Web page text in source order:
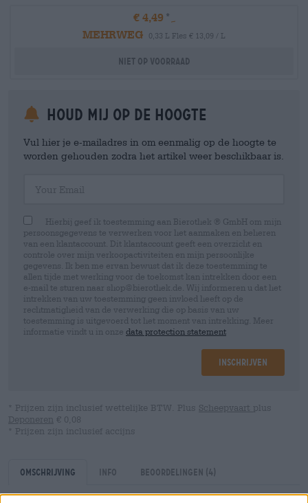
€ 4,49
MEHRWEG
0,33 L Fles € 13,09 / L
Niet op voorraad
Houd mij op de hoogte
Vul hier je e-mailadres in om eenmalig op de hoogte te
worden gehouden zodra het artikel weer beschikbaar is.
Hierbij geef ik toestemming aan Bierothek ® GmbH om mijn
persoonsgegevens te verwerken voor het aanmaken en beheren
van een klantaccount. Dit klantaccount geeft een overzicht en
controle over mijn verkoopactiviteiten en mijn persoonlijke
gegevens. Ik ben me ervan bewust dat ik deze toestemming te
allen tijde met werking voor de toekomst kan intrekken door een
e-mail te sturen naar shop@bierothek.de. Wij informeren u dat het
intrekken van uw toestemming geen invloed heeft op de
rechtmatigheid van de verwerking die op basis van uw
toestemming is uitgevoerd tot het moment van intrekking. Meer
informatie vindt u in onze data protection statement
Inschrijven
* Prijzen zijn inclusief wettelijke BTW. Plus Scheepvaart plus
Deponeren € 0,08
* Prijzen zijn inclusief accijns
Omschrijving Info Beoordelingen (4)